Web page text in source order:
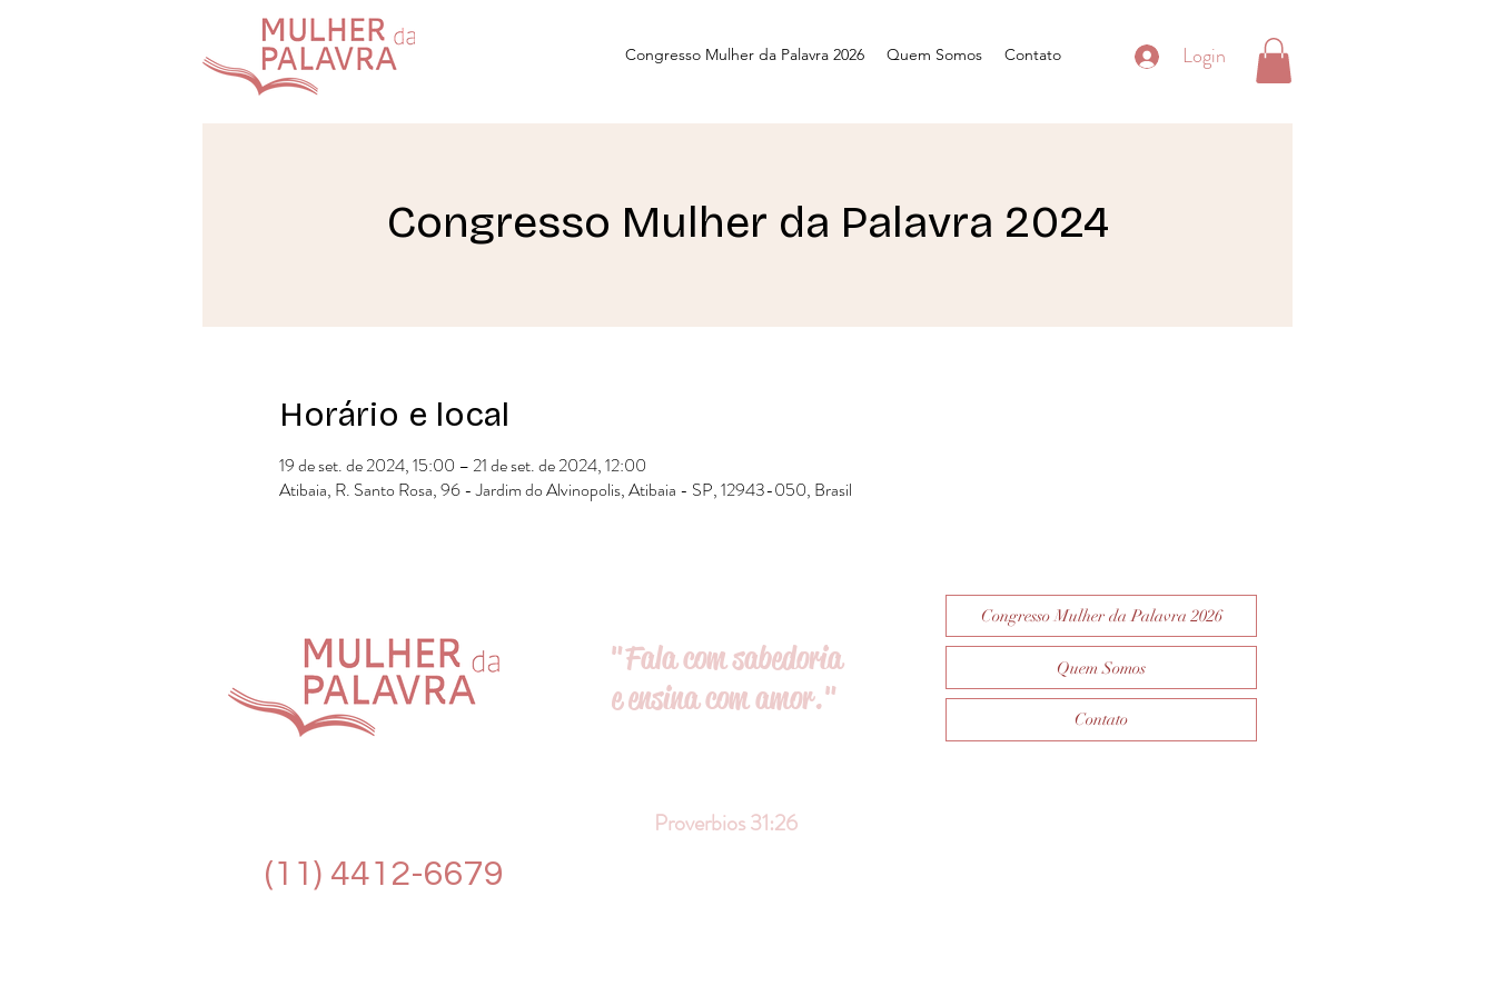
Congresso Mulher da Palavra 2026 Quem Somos Contato Login
Congresso Mulher da Palavra 2024
Horário e local
19 de set. de 2024, 15:00 – 21 de set. de 2024, 12:00
Atibaia, R. Santo Rosa, 96 - Jardim do Alvinopolis, Atibaia - SP, 12943-050, Brasil
"Fala com sabedoria
e ensina com amor."
Congresso Mulher da Palavra 2026
Quem Somos
Contato
Proverbios 31:26
(11) 4412-6679